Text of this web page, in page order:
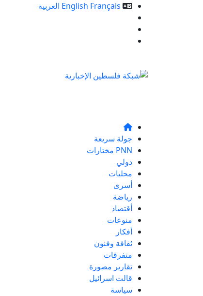
English Français
العربية
جولة سريعة
PNN مختارات
دولي
محليات
أسرى
رياضة
أقتصاد
منوعات
أفكار
ثقافة وفنون
متفرقات
تقارير مصورة
قالت اسرائيل
سياسة